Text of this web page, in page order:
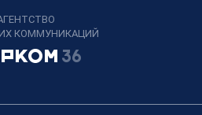
КОММУНИКАЦИЙ